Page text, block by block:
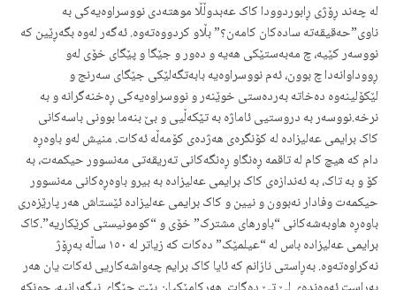
لە چەند ڕۆژی ڕابوردوودا کاک عەبدوڵڵا موهتەدی نووسراوەیەکی بە
ناوی”حەقیقەتە سادەکان کامەن؟” بڵاو کردووەتەوە. ئەگەر لەوە بگەڕێین کە
نووسەر کێیە، چ مەبەستێکی هەیە و دەور و جێگا و پێگای خۆی لەو
ڕووداوانەدا چ بوون، ئەم نووسراوەیە بابەتگەلێکی جێگای سەرنج و
لێکۆلینەوە دەخاتە بەردەستی خوێنەر و نووسراوەیەکی ڕەخنەگرانە و بە
نرخە.نووسەر بە دروستیی ئاماژە بە تێکەڵیی و بێ بنەما بوونی باسەکانی
کاک برایمی عەلیزادە لە کۆنگرەی هەژدەی کۆمەڵە ئەکات. منیش لەو باوەڕە
دام کە هیچ کام لە تاقمە ڕەنگاو ڕەنگەکانی تەریقەتی مەنسوور حیکمەت، بە
کۆ و بە تاک، بە ئەندازەی کاک برایمی عەلیزادە بە بیرو باوەڕەکانی مەنسوور
حیکمەت وفادار نەبوون و نیین و کاک برایمی عەلیزادە ئێستاش هەر پارێزەری
باوەڕە هاوبەشەکانی “باورهای مشترک” خۆی و “کومونیستی کرێکاریە”.کاک
برایمی عەلیزادە باس لە “عیلمێک” دەکات کە زیاتر لە ١٥٠ ساڵە بەڕۆژ
نەکراوەتەوە. بەڕاستی نازانم کە ئایا کاک برایم چەواشەکاریی ئەکات یان هەر